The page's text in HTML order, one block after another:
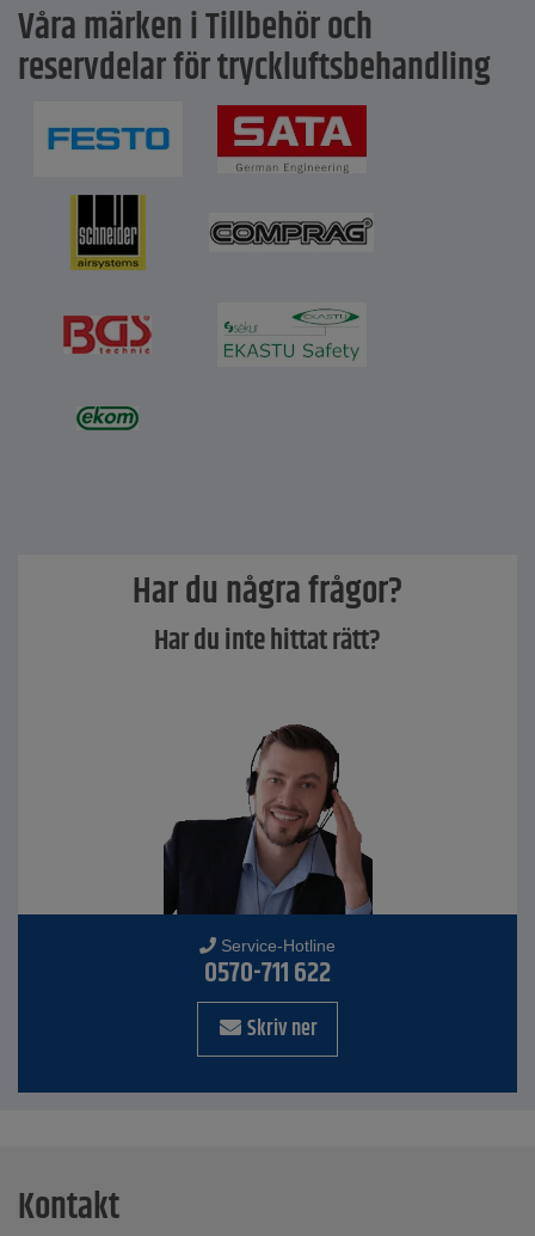
Våra märken i Tillbehör och
reservdelar för tryckluftsbehandling
Har du några frågor?
Har du inte hittat rätt?
Service-Hotline
0570-711 622
Skriv ner
Kontakt